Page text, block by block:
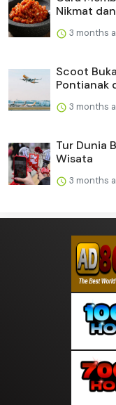
Nikmat
3 months
Scoot
Pontianak
3 months
Tur Dunia
Wisata
3 months